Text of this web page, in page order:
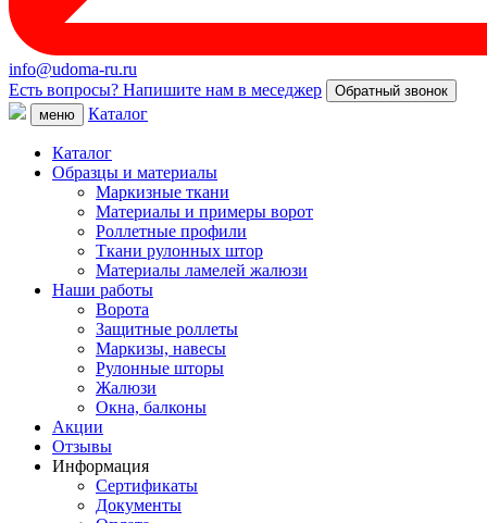
info@udoma-ru.ru
Есть вопросы? Напишите нам в меседжер
Обратный звонок
меню
Каталог
Каталог
Образцы и материалы
Маркизные ткани
Материалы и примеры ворот
Роллетные профили
Ткани рулонных штор
Материалы ламелей жалюзи
Наши работы
Ворота
Защитные роллеты
Маркизы, навесы
Рулонные шторы
Жалюзи
Окна, балконы
Акции
Отзывы
Информация
Сертификаты
Документы